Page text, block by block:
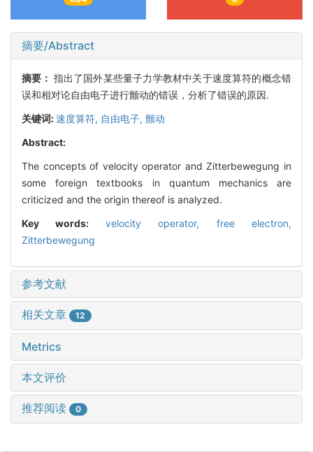
摘要/Abstract
摘要： 指出了国外某些量子力学教材中关于速度算符的概念错
误和相对论自由电子进行颤动的错误，分析了错误的原因.
关键词:速度算符, 自由电子, 颤动
Abstract:
The concepts of velocity operator and Zitterbewegung in
some foreign textbooks in quantum mechanics are
criticized and the origin thereof is analyzed.
Key words: velocity operator, free electron,
Zitterbewegung
参考文献
相关文章 12
Metrics
本文评价
推荐阅读 0